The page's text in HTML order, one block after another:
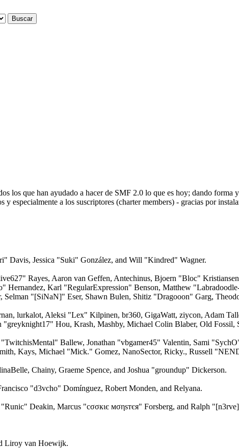
los que han ayudado a hacer de SMF 2.0 lo que es hoy; dando
y especialmente a los suscriptores (charter members) - gracias por
Davis, Jessica "Suki" González, and Will "Kindred" Wagner.
Rayes, Aaron van Geffen, Antechinus, Bjoern "Bloc"
Hernandez, Karl "RegularExpression" Benson, Matthew
Selman "[SiNaN]" Eser, Shawn Bulen, Shitiz "Dragooon" Garg,
lurkalot, Aleksi "Lex" Kilpinen, br360, GigaWatt, ziycon, Adam
"greyknight17" Hou, Krash, Mashby, Michael Colin Blaber, Old
Ballew, Jonathan "vbgamer45" Valentin, Sami
Kays, Michael "Mick." Gomez, NanoSector, Ricky., Russell
Chainy, Graeme Spence, and Joshua "groundup" Dickerson.
"d3vcho" Domínguez, Robert Monden, and Relyana.
Deakin, Marcus "cσσкιє мσηѕтєя" Forsberg, and Ralph
Liroy van Hoewijk.